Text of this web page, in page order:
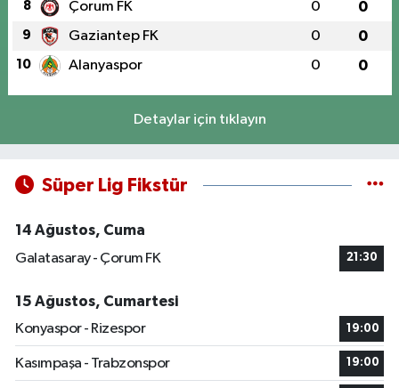
8 Çorum FK 0 0
9 Gaziantep FK 0 0
10 Alanyaspor 0 0
Detaylar için tıklayın
Süper Lig Fikstür
14 Ağustos, Cuma
Galatasaray - Çorum FK
21:30
15 Ağustos, Cumartesi
Konyaspor - Rizespor
19:00
Kasımpaşa - Trabzonspor 19:00